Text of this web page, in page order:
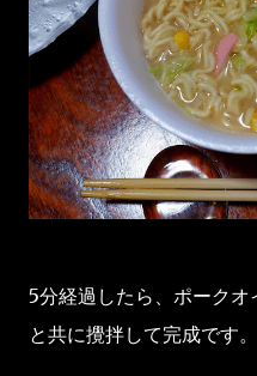
5分経過したら、ポーク
と共に攪拌して完成です。